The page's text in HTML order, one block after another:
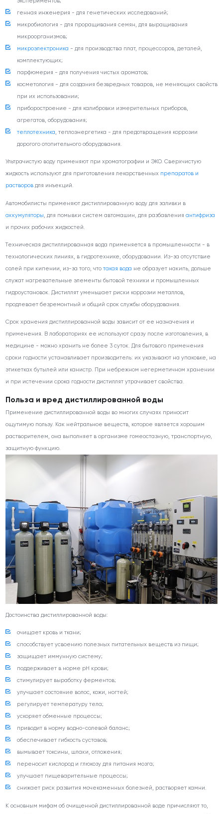
генная инженерия - для генетических исследований;
микробиология - для проращивания семян, для выращивания
микроорганизмов;
микроэлектроника - для производства плат, процессоров, деталей,
комплектующих;
парфюмерия - для получения чистых ароматов;
косметология - для создания безвредных товаров, не меняющих свойств
при их использовании;
приборостроение - для калибровки измерительных приборов,
агрегатов, оборудования;
теплотехника, теплоэнергетика - для предотвращения коррозии
дорогого отопительного оборудования.
Ультрачистую воду применяют при хроматографии и ЭКО. Сверхчистую
жидкость используют для приготовления лекарственных препаратов и
растворов для инъекций.
Автомобилисты применяют дистиллированную воду для заливки в
аккумуляторы, для помывки систем автомашин, для разбавленияантифриза
и прочих рабочих жидкостей.
Техническая дистиллированная вода применяется в промышленности - в
технологических линиях, в гидротехнике, оборудовании. Из-за отсутствие
солей при кипении, из-за того, чтотакая вода не образует накипь, дольше
служат нагревательные элементы бытовой техники и промышленных
гидроустановок. Дистиллят уменьшает риски коррозии металлов,
продлевает безремонтный и общий срок службы оборудования.
Срок хранения дистиллированной воды зависит от ее назначения и
применения. В лабораториях ее используют сразу после изготовления, в
медицине - можно хранить не более 3 суток. Для бытового применения
сроки годности устанавливает производитель: их указывают на упаковке, на
этикетках бутылей или канистр. При небрежном негерметичном хранении
и при истечении срока годности дистиллят утрачивает свойства.
Польза и вред дистиллированной воды
Применение дистиллированной воды во многих случаях приносит
ощутимую пользу. Как нейтральное веществ, которое является хорошим
растворителем, она выполняет в организме гомеостазную, транспортную,
защитную функцию.
Достоинства дистиллированной воды:
очищает кровь и ткани;
способствует усвоению полезных питательных веществ из пищи;
защищает иммунную систему;
поддерживает в норме pH крови;
стимулирует выработку ферментов;
улучшает состояние волос, кожи, ногтей;
регулирует температуру тела;
ускоряет обменные процессы;
приводит в норму водно-солевой баланс;
обеспечивает гибкость суставов;
вымывает токсины, шлаки, отложения;
переносит кислород и глюкозу для питания мозга;
улучшает пищеварительные процессы;
снижает риск развития мочекаменных болезней, растворяет камни.
К основным мифам об очищенной дистиллированной воде причисляют то,